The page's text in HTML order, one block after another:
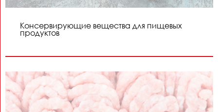
Консервирующие вещества для пищевых
продуктов